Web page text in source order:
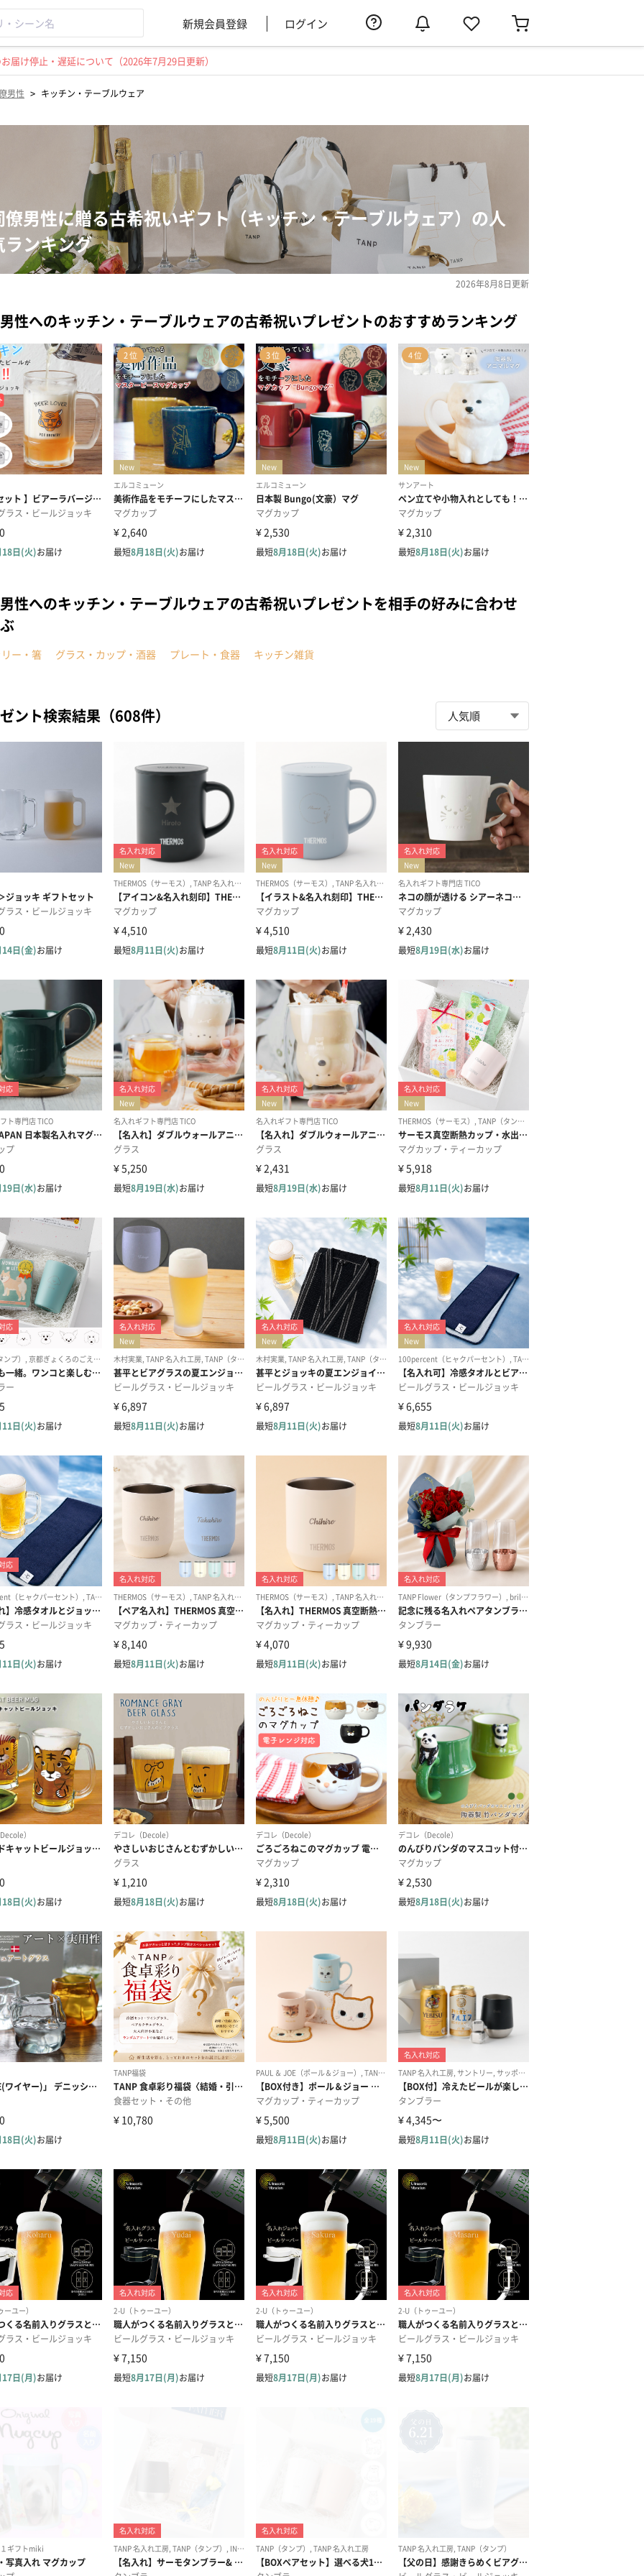
新規会員登録 ログイン
け停止・遅延について（2026年7月29日更新）
男性 > キッチン・テーブルウェア
僚男性に贈る古希祝いギフト（キッチン・テーブルウェア）の人
ランキング
2026年8月8日更新
性へのキッチン・テーブルウェアの古希祝いプレゼントのおすすめランキング
性へのキッチン・テーブルウェアの古希祝いプレゼントを相手の好みに合わせ
ー・箸 グラス・カップ・酒器 プレート・食器 キッチン雑貨
ント検索結果（608件）